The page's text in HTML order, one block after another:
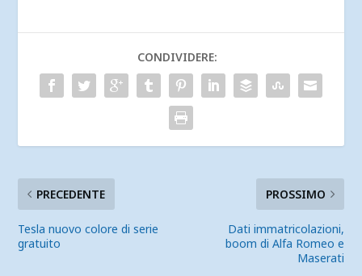
CONDIVIDERE:
PRECEDENTE
Tesla nuovo colore di serie
gratuito
PROSSIMO
Dati immatricolazioni,
boom di Alfa Romeo e
Maserati